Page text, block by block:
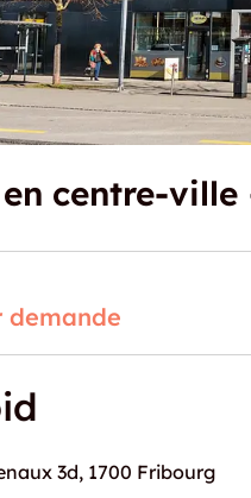
centre-
demande
3d, 1700 Fribourg